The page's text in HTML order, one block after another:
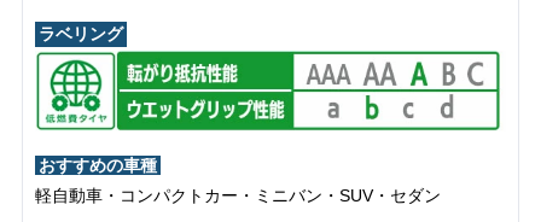
ラベリング
おすすめの車種
軽自動車・コンパクトカー・ミニバン・SUV・セダン